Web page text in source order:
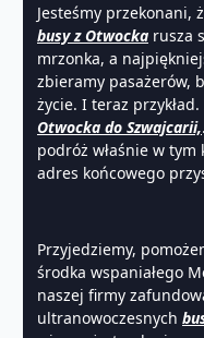
Jesteśmy przekonani,
busy z Otwocka rusza
mrzonka, a
zbieramy pasażerów,
życie. I teraz
Otwocka do Szwajcarii,
podróż właśnie w
adres końcowego
Przyjedziemy,
środka wspaniałego
naszej firmy
ultranowoczesnych